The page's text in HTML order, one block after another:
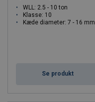
WLL: 2.5 - 10 ton
Klasse: 10
Kæde diameter: 7 - 16 mm
Se produkt